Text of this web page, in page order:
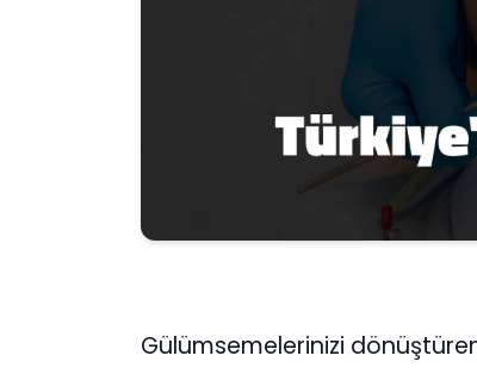
Gülümsemelerinizi